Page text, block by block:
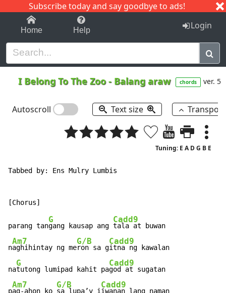
Subscribe today and say goodbye to ads!
1-9 C I J
Home Help Login
I Belong To The Zoo- Balang araw chords ver. 5
Autoscroll Text size
Tuning: E A D G B E
Tabbed by: Ens Mulry Lumbis
parang tan
G
gang kausap ang
Cadd9
tala at buwan
n
Am7
aghihintay ng me
G/B
ron sa g
Cadd9
itna ng kawalan
na
G
tutong lumipad kahit pa
Cadd9
god at sugatan
p
Am7
ag-ahon ko
G/B
sa lupa’y i
Cadd9
iwanan lang naman